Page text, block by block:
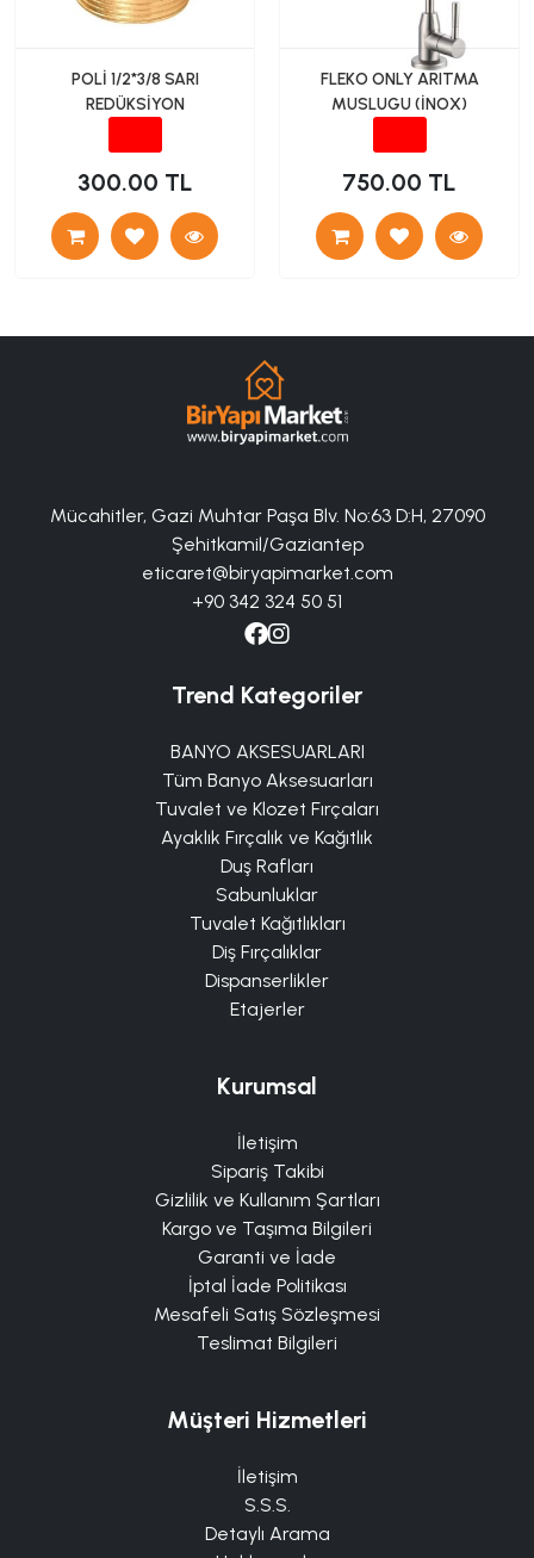
POLİ 1/2*3/8 SARI
REDÜKSİYON
300.00 TL
FLEKO ONLY ARITMA
MUSLUGU (İNOX)
750.00 TL
Mücahitler, Gazi Muhtar Paşa Blv. No:63 D:H, 27090
Şehitkamil/Gaziantep
eticaret@biryapimarket.com
+90 342 324 50 51
Trend Kategoriler
BANYO AKSESUARLARI
Tüm Banyo Aksesuarları
Tuvalet ve Klozet Fırçaları
Ayaklık Fırçalık ve Kağıtlık
Duş Rafları
Sabunluklar
Tuvalet Kağıtlıkları
Diş Fırçalıklar
Dispanserlikler
Etajerler
Kurumsal
İletişim
Sipariş Takibi
Gizlilik ve Kullanım Şartları
Kargo ve Taşıma Bilgileri
Garanti ve İade
İptal İade Politikası
Mesafeli Satış Sözleşmesi
Teslimat Bilgileri
Müşteri Hizmetleri
İletişim
S.S.S.
Detaylı Arama